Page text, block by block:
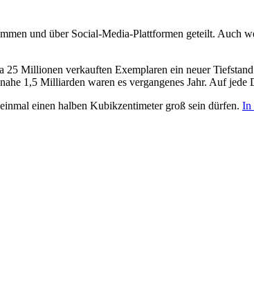
und über Social-Media-Plattformen geteilt. Auch
Millionen verkauften Exemplaren ein neuer
1,5 Milliarden waren es vergangenes Jahr. Auf
einen halben Kubikzentimeter groß sein dürfen. In